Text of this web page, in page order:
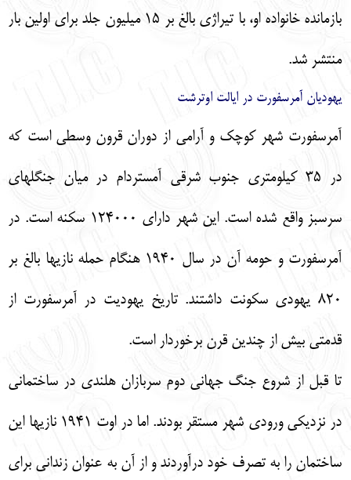
بازمانده خانواده او، با تيراژي بالغ بر 15 ميليون جلد براي اولين بار
منتشر شد.
يهوديان آمرسفورت در ايالت اوترشت
آمرسفورت شهر كوچك و آرامي از دوران قرون وسطي است كه
در 35 كيلومتري جنوب شرقي آمستردام در ميان جنگل‏هاي
سرسبز واقع شده است. اين شهر داراي 124000 سكنه است. در
آمرسفورت و حومه آن در سال 1940 هنگام حمله نازي‏ها بالغ بر
820 يهودي سكونت داشتند. تاريخ يهوديت در آمرسفورت از
قدمتي بيش از چندين قرن برخوردار است.
تا قبل از شروع جنگ جهاني دوم سربازان هلندي در ساختماني
در نزديكي ورودي شهر مستقر بودند. اما در اوت 1941 نازي‏ها اين
ساختمان را به تصرف خود درآوردند و از آن به عنوان زنداني براي